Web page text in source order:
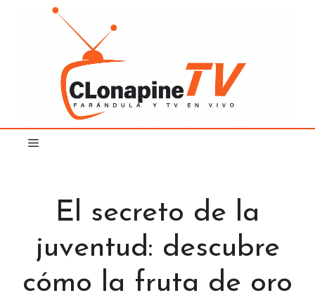
El secreto de la
juventud: descubre
cómo la fruta de oro